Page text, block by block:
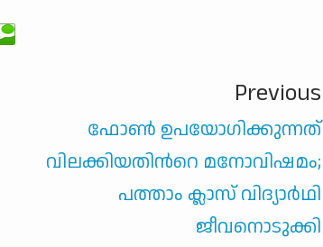
Previous
ഫോണ്‍ ഉപയോഗിക്കുന്നത്
വിലക്കിയതിന്‍റെ മനോവിഷമം;
പത്താം ക്ലാസ് വിദ്യാര്‍ഥി
ജീവനൊടുക്കി